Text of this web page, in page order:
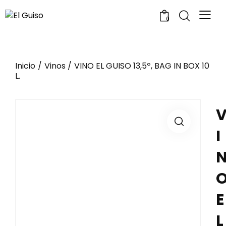
0
Inicio Vinos
VINO EL GUISO 13,5º, BAG IN BOX 10
L.
I
E
L